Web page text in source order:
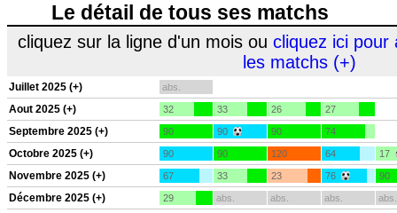
Le détail de tous ses matchs
cliquez sur la ligne d'un mois ou cliquez ici pour
les matchs (+)
Juillet 2025 (+) abs.
Aout 2025 (+) 32 33 26 27
Septembre 2025 (+) 90 90 90 74
Octobre 2025 (+) 90 90 120 64 17
Novembre 2025 (+) 67 33 23 76 90
Décembre 2025 (+) 29 abs. abs. abs. abs.